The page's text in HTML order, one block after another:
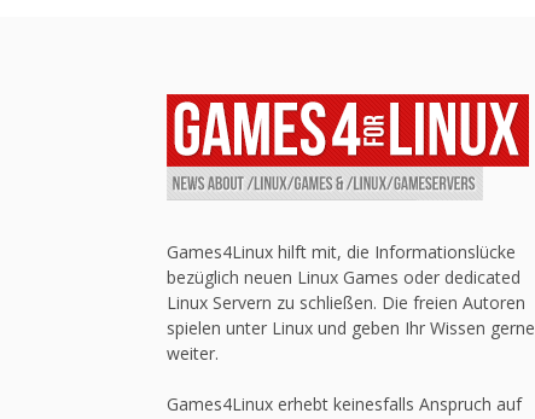
Games4Linux hilft mit, die Informationslücke
bezüglich neuen Linux Games oder dedicated
Linux Servern zu schließen. Die freien Autoren
spielen unter Linux und geben Ihr Wissen gerne
weiter.
Games4Linux erhebt keinesfalls Anspruch auf